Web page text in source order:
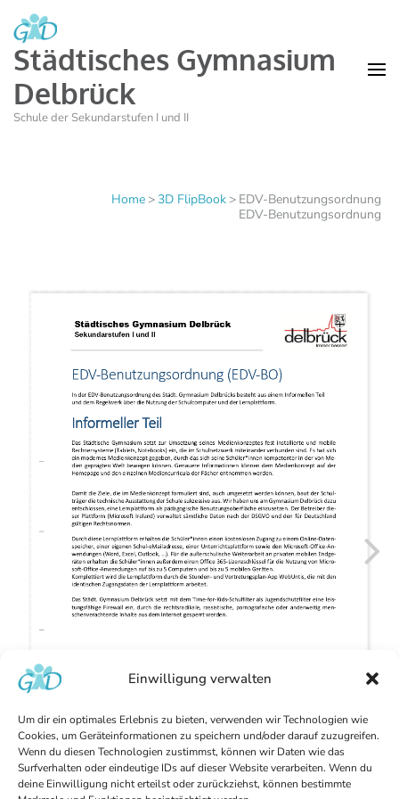
Einwilligung verwalten
Um dir ein optimales Erlebnis zu bieten, verwenden wir Technologien wie
Cookies, um Geräteinformationen zu speichern und/oder darauf zuzugreifen.
Wenn du diesen Technologien zustimmst, können wir Daten wie das
Surfverhalten oder eindeutige IDs auf dieser Website verarbeiten. Wenn du
deine Einwilligung nicht erteilst oder zurückziehst, können bestimmte
Städtisches Gymnasium
Delbrück
Schule der Sekundarstufen I und II
Home > 3D FlipBook > EDV-Benutzungsordnung
EDV-Benutzungsordnung